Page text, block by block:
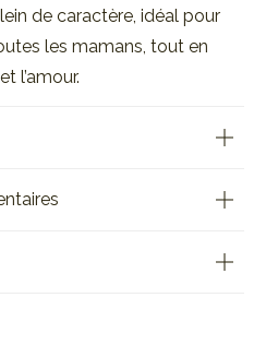
de caractère, idéal pour
les mamans, tout en
l’amour.